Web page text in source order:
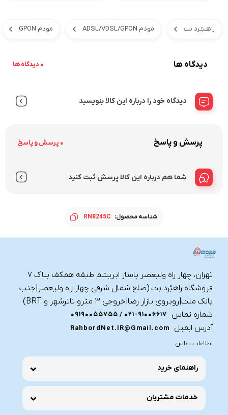
راهـبـُـرد نت مودم ADSL/VDSL/GPON مودم GPON
دیدگاه ها 0 دیدگاه ها
دیدگاه خود را درباره این کالا بنویسید
پرسش و پاسخ 0 پرسش و پاسخ
شما هم درباره این کالا پرسش ثبت کنید
شناسه محصول: RN8245C
تهران، چهار راه ولیعصر پاساژ ابریشم طبقه همکف پلاک ۷
فروشگاه راهبُرد نِت (ضلع شمال شرقی چهار راه ولیعصر|جنب
بانک ملت|روبروی بازار رضا|خروجی ۳ مترو تاترشهر و BRT)‎‎
شماره تماس
021-91006617 / 09190055755
آدرس ایمیل
RahbordNet.IR@Gmail.com
اطلاعات تماس
راهنمای خرید
خدمات مشتریان